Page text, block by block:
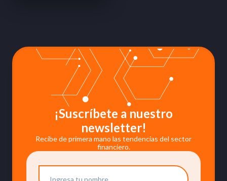
¡Suscríbete a nuestro
newsletter!
Recibe de primera mano las tendencias del sector
financiero.